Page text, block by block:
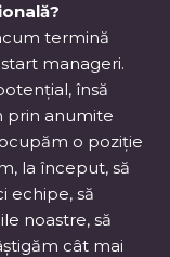
termină
manageri.
însă
prin anumite
o poziție
la început, să
echipe, să
noastre, să
cât mai